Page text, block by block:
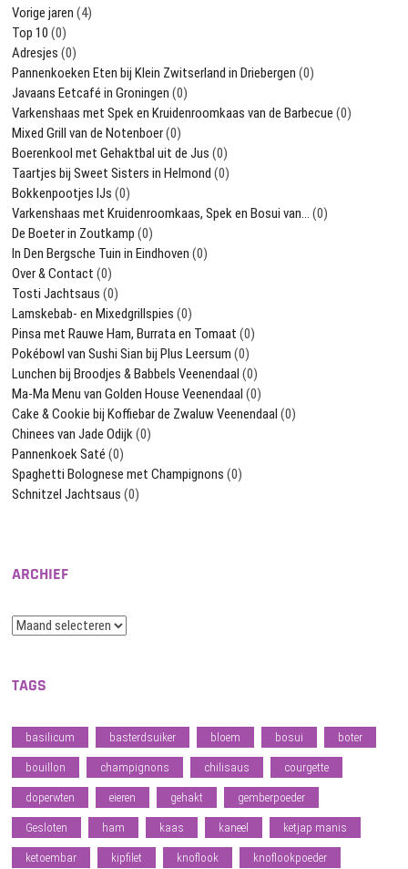
Vorige jaren (4)
Top 10 (0)
Adresjes (0)
Pannenkoeken Eten bij Klein Zwitserland in Driebergen (0)
Javaans Eetcafé in Groningen (0)
Varkenshaas met Spek en Kruidenroomkaas van de Barbecue (0)
Mixed Grill van de Notenboer(0)
Boerenkool met Gehaktbal uit de Jus (0)
Taartjes bij Sweet Sisters in Helmond (0)
Bokkenpootjes IJs (0)
Varkenshaas met Kruidenroomkaas, Spek en Bosui van… (0)
De Boeter in Zoutkamp (0)
In Den Bergsche Tuin in Eindhoven (0)
Over & Contact (0)
Tosti Jachtsaus (0)
Lamskebab- en Mixedgrillspies (0)
Pinsa met Rauwe Ham, Burrata en Tomaat (0)
Pokébowl van Sushi Sian bij Plus Leersum (0)
Lunchen bij Broodjes & Babbels Veenendaal (0)
Ma-Ma Menu van Golden House Veenendaal (0)
Cake & Cookie bij Koffiebar de Zwaluw Veenendaal (0)
Chinees van Jade Odijk(0)
Pannenkoek Saté (0)
Spaghetti Bolognese met Champignons (0)
Schnitzel Jachtsaus (0)
ARCHIEF
Archief
TAGS
basilicum basterdsuiker bloem bosui boter
bouillon champignons chilisaus courgette
doperwten eieren gehakt gemberpoeder
Gesloten ham kaas kaneel ketjap manis
ketoembar kipfilet knoflook knoflookpoeder